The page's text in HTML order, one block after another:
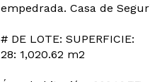
empedrada. Casa de
# DE LOTE: SUPERFICIE:
28: 1,020.62 m2